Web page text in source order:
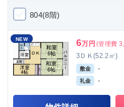
804(8階)
NEW 6万円 (管理費
3ＤＫ(52.2㎡)
敷金 -
礼金 -